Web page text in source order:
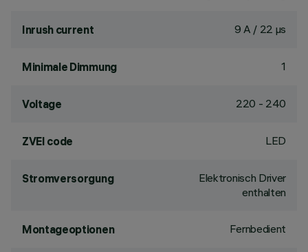
Inrush current 9 A / 22 µs
Minimale Dimmung 1
Voltage 220 - 240
ZVEI code LED
Stromversorgung
Elektronisch Driver
enthalten
Montageoptionen Fernbedient